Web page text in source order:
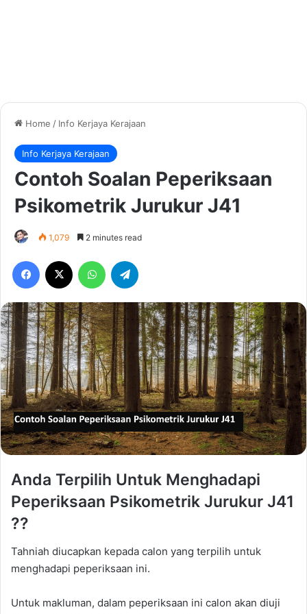
Home / Info Kerjaya Kerajaan
Info Kerjaya Kerajaan
Contoh Soalan Peperiksaan
Psikometrik Jurukur J41
1,079 2 minutes read
Facebook WhatsApp
Anda Terpilih Untuk Menghadapi
Peperiksaan Psikometrik Jurukur J41
??
Tahniah diucapkan kepada calon yang terpilih untuk
menghadapi peperiksaan ini.
Untuk makluman, dalam peperiksaan ini calon akan diuji